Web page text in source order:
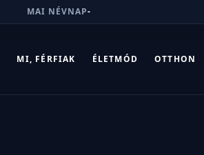
MAI NÉVNAP-
MI, FÉRFIAK ÉLETMÓD OTTHON